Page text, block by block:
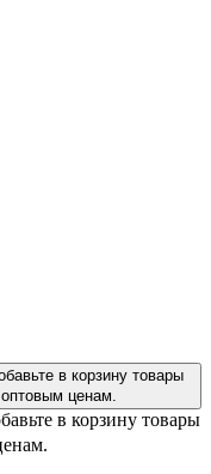
в корзину товары